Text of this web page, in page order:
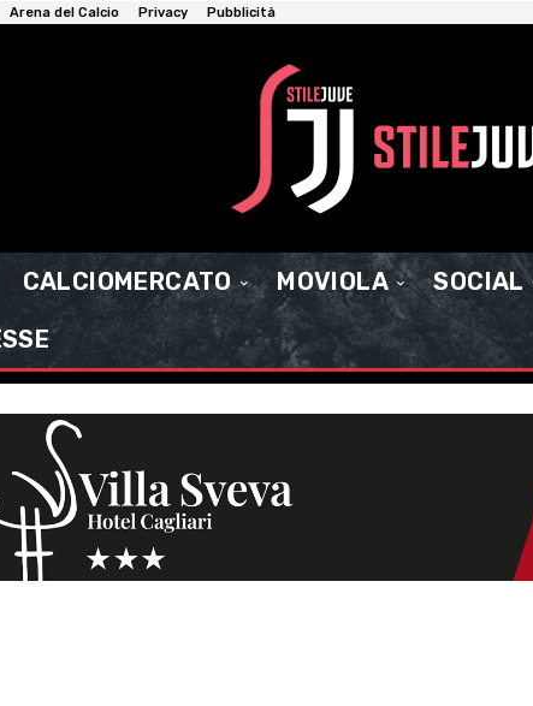
Arena del Calcio Privacy Pubblicità
CALCIOMERCATO MOVIOLA SOCIAL